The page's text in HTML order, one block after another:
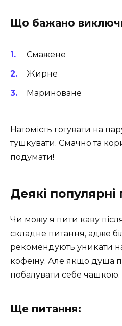
Що бажано
Смажене
Жирне
Мариноване
Натомість готувати на
тушкувати. Смачно та
подумати!
Деякі популярні
Чи можу я пити каву
складне питання, адже
рекомендують уникати
кофеїну. Але якщо душа
побалувати себе чашкою.
Ще питання: